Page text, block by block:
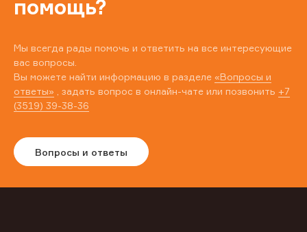
помощь?
Мы всегда рады помочь и ответить на все интересующие
вас вопросы.
Вы можете найти информацию в разделе «Вопросы и
ответы» , задать вопрос в онлайн-чате или позвонить +7
(3519) 39-38-36
Вопросы и ответы